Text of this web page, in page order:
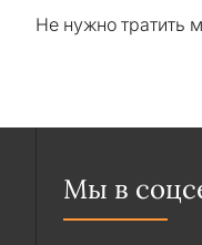
Не нужно тратить
Мы в